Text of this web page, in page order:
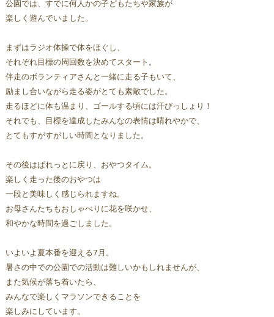
公園では、すでに何人かの子どもたちや家族が
楽しく遊んでいました。
まずはラジオ体操で体をほぐし、
それぞれ目標の周回数を決めてスタート。
伴走のボランティアさんと一緒に走る子もいて、
励まし合いながら走る姿がとても素敵でした。
走るほどに体も温まり、ゴールする頃には汗びっしょり！
それでも、目標を達成したみんなの表情は晴れやかで、
とてもすがすがしい時間となりました。
その後はぱれっとに戻り、おやつタイム。
楽しく走った後のおやつは
一段と美味しく感じられますね。
お母さんたちもおしゃべりに花を咲かせ、
和やかな時間を過ごしました。
いよいよ夏本番を迎える7月。
暑さの中での公園での活動は難しいかもしれませんが、
また気候が落ち着いたら、
みんなで楽しくマラソンできることを
楽しみにしています。